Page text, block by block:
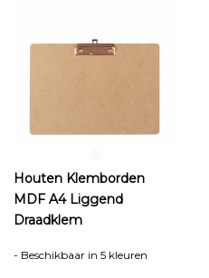
Houten Klemborden
MDF A4 Liggend
Draadklem
- Beschikbaar in 5 kleuren